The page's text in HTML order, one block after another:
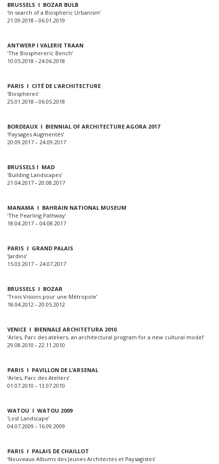
BRUSSELS I BOZAR BULB
‘In search of a Biospheric Urbanism’
21.09.2018 – 06.01.2019
ANTWERP I VALERIE TRAAN
‘The Biosphereric Bench’
10.05.2018 – 24.06.2018
PARIS I CITÉ DE L’ARCHITECTURE
‘Biospheres’
25.01.2018 – 06.05.2018
BORDEAUX I BIENNIAL OF ARCHITECTURE AGORA 2017
‘Paysages Augmentés’
20.09.2017 – 24.09.2017
BRUSSELS I MAD
‘Building Landscapes’
21.04.2017 – 20.08.2017
MANAMA I BAHRAIN NATIONAL MUSEUM
‘The Pearling Pathway’
18.04.2017 – 04.08.2017
PARIS I GRAND PALAIS
‘Jardins’
15.03.2017 – 24.07.2017
BRUSSELS I BOZAR
‘Trois Visions pour une Métropole’
18.04.2012 – 20.05.2012
VENICE I BIENNALE ARCHITETURA 2010
‘Arles, Parc des ateliers, an architectural program for a new cultural model’
29.08.2010 – 22.11.2010
PARIS I PAVILLON DE L’ARSENAL
‘Arles, Parc des Ateliers’
01.07.2010 – 13.07.2010
WATOU I WATOU 2009
‘Lost Landscape’
04.07.2009 – 16.09.2009
PARIS I PALAIS DE CHAILLOT
‘Nouveaux Albums des Jeunes Architectes et Paysagistes’